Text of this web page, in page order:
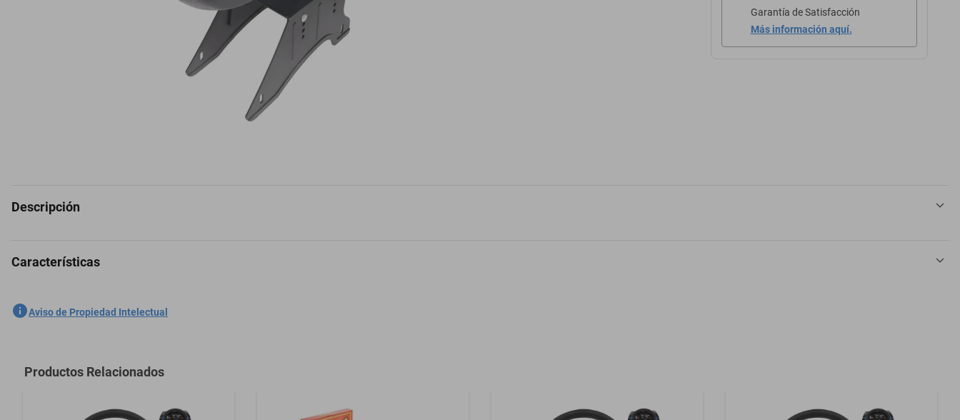
Garantía de Satisfacción
Más información aquí.
Descripción
Descansa Brazo Consola Studebaker 7E13D 1962-1962
Características
SKU
Modelo
Aviso de Propiedad Intelectual
Productos Relacionados